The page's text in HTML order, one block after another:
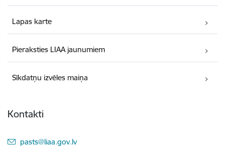
Lapas karte
Pieraksties LIAA jaunumiem
Sīkdatņu izvēles maiņa
Kontakti
E-pasts:
pasts@liaa.gov.lv